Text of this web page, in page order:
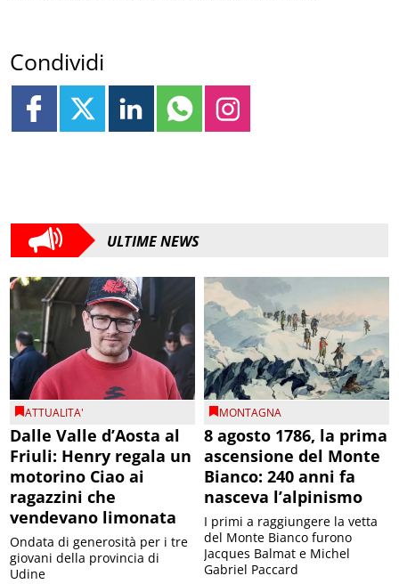
Condividi
ULTIME NEWS
ATTUALITA'
Dalle Valle d’Aosta al
Friuli: Henry regala un
motorino Ciao ai
ragazzini che
vendevano limonata
Ondata di generosità per i tre
giovani della provincia di
Udine
MONTAGNA
8 agosto 1786, la prima
ascensione del Monte
Bianco: 240 anni fa
nasceva l’alpinismo
I primi a raggiungere la vetta
del Monte Bianco furono
Jacques Balmat e Michel
Gabriel Paccard